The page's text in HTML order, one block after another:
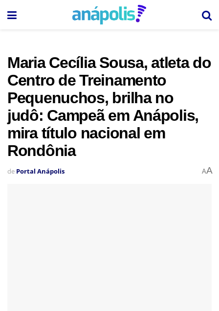
Maria Cecília Sousa, atleta do
Centro de Treinamento
Pequenuchos, brilha no
judô: Campeã em Anápolis,
mira título nacional em
Rondônia
de Portal Anápolis AA